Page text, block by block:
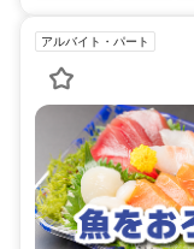
アルバイト・パート